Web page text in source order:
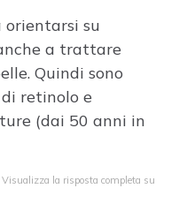
orientarsi su
a trattare
Quindi sono
retinolo e
(dai 50 anni in
Visualizza la risposta completa su